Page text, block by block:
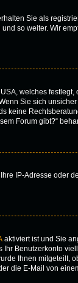
Sie als
so weiter. Wir
welches festlegt,
Sie sich
keine
Forum gibt?“
IP-Adresse oder
aktiviert ist und Sie
Benutzerkonto
Ihnen mitgeteilt,
die E-Mail von